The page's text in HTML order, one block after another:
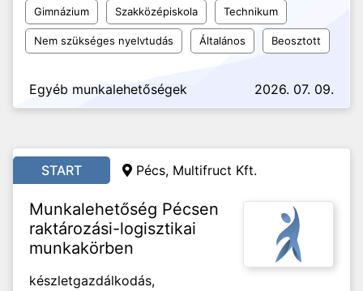
Gimnázium Szakközépiskola Technikum
Nem szükséges nyelvtudás Általános Beosztott
Egyéb munkalehetőségek 2026. 07. 09.
START Pécs, Multifruct Kft.
Munkalehetőség Pécsen
raktározási-logisztikai
munkakörben
készletgazdálkodás,